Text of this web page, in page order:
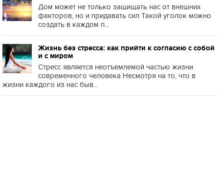
Дом может не только защищать нас от внешних
факторов, но и придавать сил Такой уголок можно
создать в каждом п...
Жизнь без стресса: как прийти к согласию с собой
и с миром
Стресс является неотъемлемой частью жизни
современного человека Несмотря на то, что в
жизни каждого из нас быв...